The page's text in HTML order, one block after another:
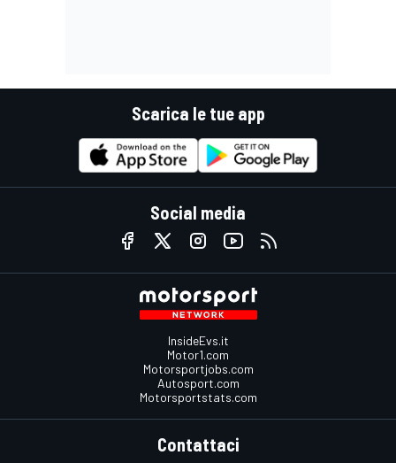
Scarica le tue app
Social media
InsideEvs.it
Motor1.com
Motorsportjobs.com
Autosport.com
Motorsportstats.com
Contattaci